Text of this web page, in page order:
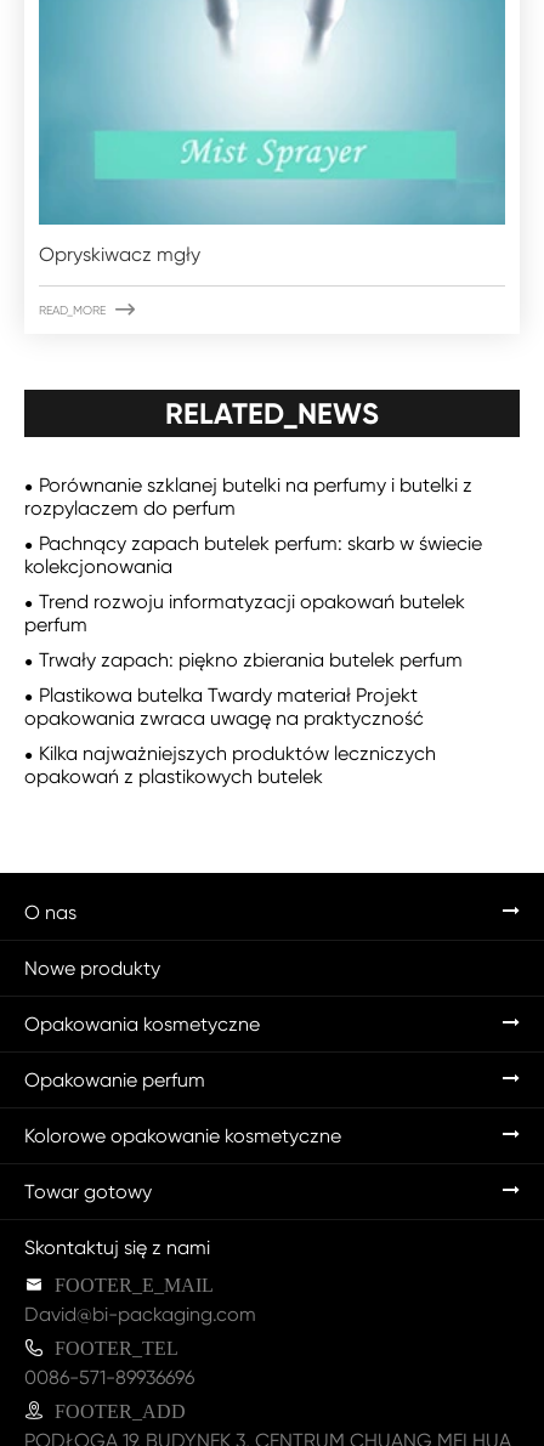
Opryskiwacz mgły
READ_MORE 
RELATED_NEWS
Porównanie szklanej butelki na perfumy i butelki z
rozpylaczem do perfum
Pachnący zapach butelek perfum: skarb w świecie
kolekcjonowania
Trend rozwoju informatyzacji opakowań butelek
perfum
Trwały zapach: piękno zbierania butelek perfum
Plastikowa butelka Twardy materiał Projekt
opakowania zwraca uwagę na praktyczność
Kilka najważniejszych produktów leczniczych
opakowań z plastikowych butelek
O nas
Nowe produkty
Opakowania kosmetyczne
Opakowanie perfum
Kolorowe opakowanie kosmetyczne
Towar gotowy
Skontaktuj się z nami
 FOOTER_E_MAIL
David@bi-packaging.com
 FOOTER_TEL
0086-571-89936696
 FOOTER_ADD
PODŁOGA 19, BUDYNEK 3, CENTRUM CHUANG MEI HUA